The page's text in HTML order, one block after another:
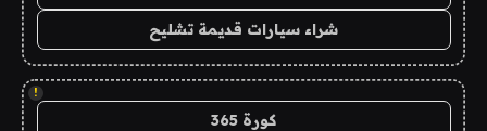
شراء سيارات قديمة تشليح
!
كورة 365